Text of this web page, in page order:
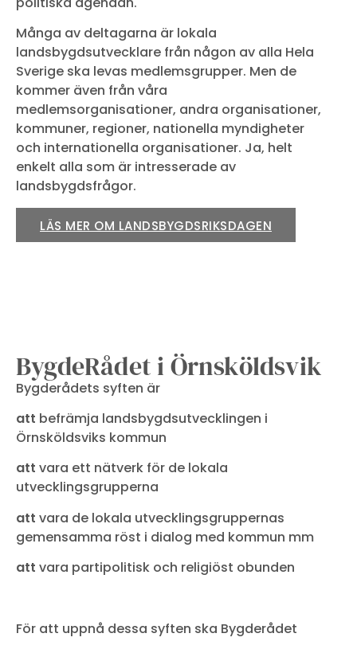
Många av deltagarna är lokala
landsbygdsutvecklare från någon av alla Hela
Sverige ska levas medlemsgrupper. Men de
kommer även från våra
medlemsorganisationer, andra organisationer,
kommuner, regioner, nationella myndigheter
och internationella organisationer. Ja, helt
enkelt alla som är intresserade av
landsbygdsfrågor.
LÄS MER OM LANDSBYGDSRIKSDAGEN
BygdeRådet i Örnsköldsvik
Bygderådets syften är
att befrämja landsbygdsutvecklingen i
Örnsköldsviks kommun
att vara ett nätverk för de lokala
utvecklingsgrupperna
att vara de lokala utvecklingsgruppernas
gemensamma röst i dialog med kommun mm
att vara partipolitisk och religiöst obunden
För att uppnå dessa syften ska Bygderådet